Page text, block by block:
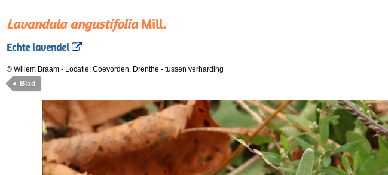
Lavandula angustifoliaMill.
Echte lavendel
© Willem Braam - Locatie: Coevorden, Drenthe - tussen verharding
Blad